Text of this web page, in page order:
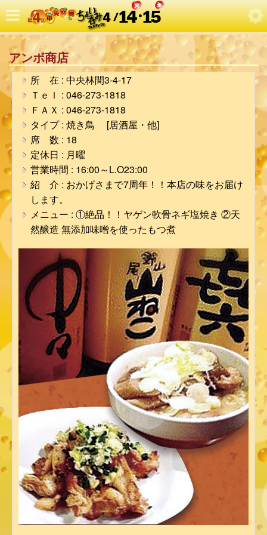
アンボ商店
所 在 : 中央林間3-4-17
Ｔｅｌ : 046-273-1818
ＦＡＸ : 046-273-1818
タイプ : 焼き鳥 [居酒屋・他]
席 数 : 18
定休日 : 月曜
営業時間 : 16:00～L.O23:00
紹 介 : おかげさまで7周年！！本店の味をお届け
します。
メニュー : ①絶品！！ヤゲン軟骨ネギ塩焼き ②天
然醸造 無添加味噌を使ったもつ煮